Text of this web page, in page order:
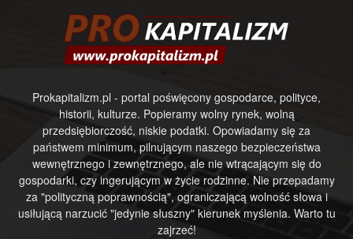
Prokapitalizm.pl - portal poświęcony gospodarce, polityce,
historii, kulturze. Popieramy wolny rynek, wolną
przedsiębiorczość, niskie podatki. Opowiadamy się za
państwem minimum, pilnującym naszego bezpieczeństwa
wewnętrznego i zewnętrznego, ale nie wtrącającym się do
gospodarki, czy ingerującym w życie rodzinne. Nie przepadamy
za "polityczną poprawnością", ograniczającą wolność słowa i
usiłującą narzucić "jedynie słuszny" kierunek myślenia. Warto tu
zajrzeć!